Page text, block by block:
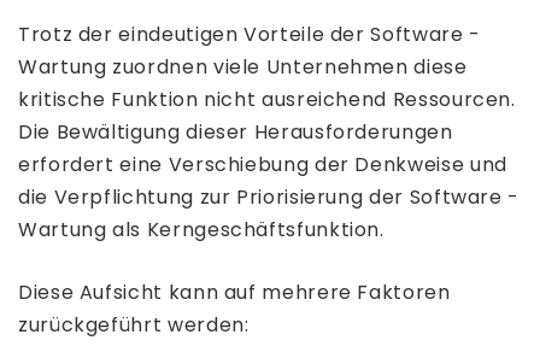
Trotz der eindeutigen Vorteile der Software -
Wartung zuordnen viele Unternehmen diese
kritische Funktion nicht ausreichend Ressourcen.
Die Bewältigung dieser Herausforderungen
erfordert eine Verschiebung der Denkweise und
die Verpflichtung zur Priorisierung der Software -
Wartung als Kerngeschäftsfunktion.
Diese Aufsicht kann auf mehrere Faktoren
zurückgeführt werden: